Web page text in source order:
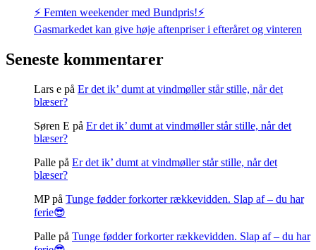
⚡️ Femten weekender med Bundpris!⚡️
Gasmarkedet kan give høje aftenpriser i efteråret og vinteren
Seneste kommentarer
Lars e på Er det ik’ dumt at vindmøller står stille, når det
blæser?
Søren E på Er det ik’ dumt at vindmøller står stille, når det
blæser?
Palle på Er det ik’ dumt at vindmøller står stille, når det
blæser?
MPpå Tunge fødder forkorter rækkevidden. Slap af – du har
ferie😎
Palle på Tunge fødder forkorter rækkevidden. Slap af – du har